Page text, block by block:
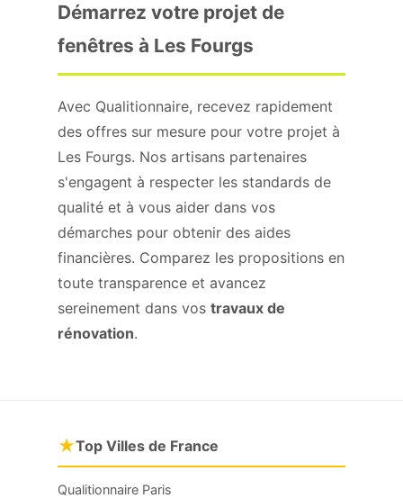
Démarrez votre projet de
fenêtres à Les Fourgs
Avec Qualitionnaire, recevez rapidement
des offres sur mesure pour votre projet à
Les Fourgs. Nos artisans partenaires
s'engagent à respecter les standards de
qualité et à vous aider dans vos
démarches pour obtenir des aides
financières. Comparez les propositions en
toute transparence et avancez
sereinement dans vos travaux de
rénovation.
★Top Villes de France
Qualitionnaire Paris